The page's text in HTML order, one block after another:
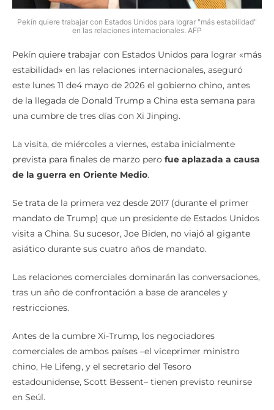
Pekín quiere trabajar con Estados Unidos para lograr "más estabilidad"
en las relaciones internacionales. AFP
Pekín quiere trabajar con Estados Unidos para lograr «más
estabilidad» en las relaciones internacionales, aseguró
este lunes 11 de4 mayo de 2026 el gobierno chino, antes
de la llegada de Donald Trump a China esta semana para
una cumbre de tres días con Xi Jinping.
La visita, de miércoles a viernes, estaba inicialmente
prevista para finales de marzo pero fue aplazada a causa
de la guerra en Oriente Medio.
Se trata de la primera vez desde 2017 (durante el primer
mandato de Trump) que un presidente de Estados Unidos
visita a China. Su sucesor, Joe Biden, no viajó al gigante
asiático durante sus cuatro años de mandato.
Las relaciones comerciales dominarán las conversaciones,
tras un año de confrontación a base de aranceles y
restricciones.
Antes de la cumbre Xi-Trump, los negociadores
comerciales de ambos países –el viceprimer ministro
chino, He Lifeng, y el secretario del Tesoro
estadounidense, Scott Bessent– tienen previsto reunirse
en Seúl.